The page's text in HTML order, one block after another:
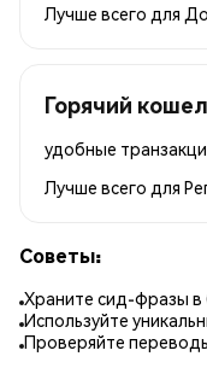
Лучше всего для
Горячий
удобные
Лучше всего для
Советы:
Храните сид-фразы в
Используйте
Проверяйте